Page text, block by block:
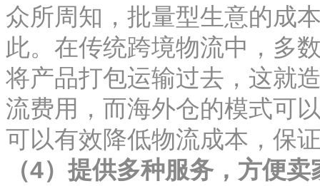
众所周知，批量型生意的成
此。在传统跨境物流中，多
将产品打包运输过去，这就
流费用，而海外仓的模式可
可以有效降低物流成本，保
（4）提供多种服务，方便卖